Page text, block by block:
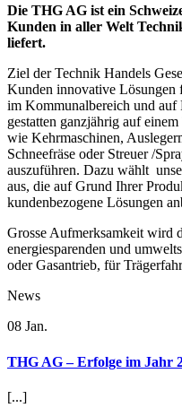
Die THG AG ist ein
Kunden in aller Welt
liefert.
Ziel der Technik Handels
Kunden innovative Lösungen
im Kommunalbereich und auf
gestatten ganzjährig auf
wie Kehrmaschinen,
Schneefräse oder Streuer /
auszuführen. Dazu wählt
aus, die auf Grund Ihrer
kundenbezogene Lösungen
Grosse Aufmerksamkeit wird
energiesparenden und
oder Gasantrieb, für
News
08 Jan.
THG AG – Erfolge im Jahr
[...]